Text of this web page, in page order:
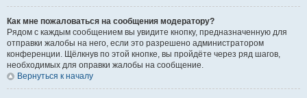
Как мне пожаловаться на сообщения модератору?
Рядом с каждым сообщением вы увидите кнопку, предназначенную для
отправки жалобы на него, если это разрешено администратором
конференции. Щёлкнув по этой кнопке, вы пройдёте через ряд шагов,
необходимых для оправки жалобы на сообщение.
Вернуться к началу